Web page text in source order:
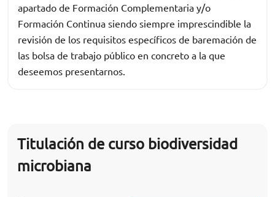
apartado de Formación Complementaria y/o
Formación Continua siendo siempre imprescindible la
revisión de los requisitos específicos de baremación de
las bolsa de trabajo público en concreto a la que
deseemos presentarnos.
Titulación de curso biodiversidad
microbiana